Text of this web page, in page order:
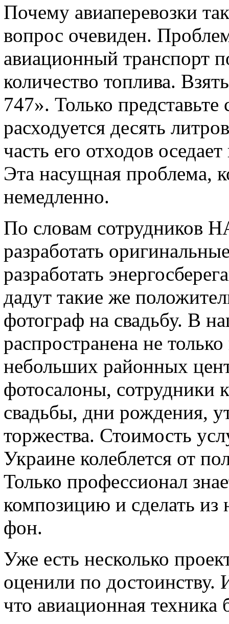
Почему авиаперевозки
вопрос очевиден.
авиационный транспорт
количество топлива.
747». Только
расходуется десять
часть его отходов
Эта насущная проблема,
немедленно.
По словам сотрудников
разработать
разработать
дадут такие же
фотограф на свадьбу. В
распространена не
небольших районных
фотосалоны, сотрудники
свадьбы, дни рождения,
торжества. Стоимость
Украине колеблется от
Только профессионал
композицию и сделать из
фон.
Уже есть несколько
оценили по
что авиационная техника